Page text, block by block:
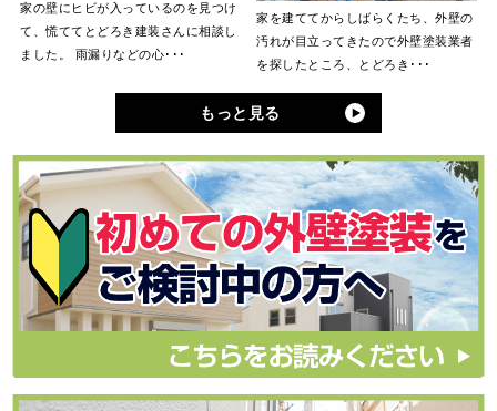
家の壁にヒビが入っているのを見つけ
て、慌ててとどろき建装さんに相談し
ました。 雨漏りなどの心･･･
家を建ててからしばらくたち、外壁の
汚れが目立ってきたので外壁塗装業者
を探したところ、とどろき･･･
もっと見る